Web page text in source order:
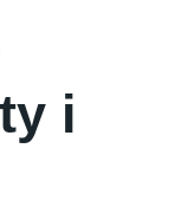
i